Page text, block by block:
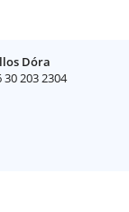
Dóra
30 203 2304